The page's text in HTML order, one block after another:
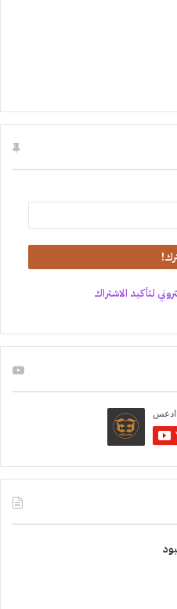
لتأكيد الاشتراك